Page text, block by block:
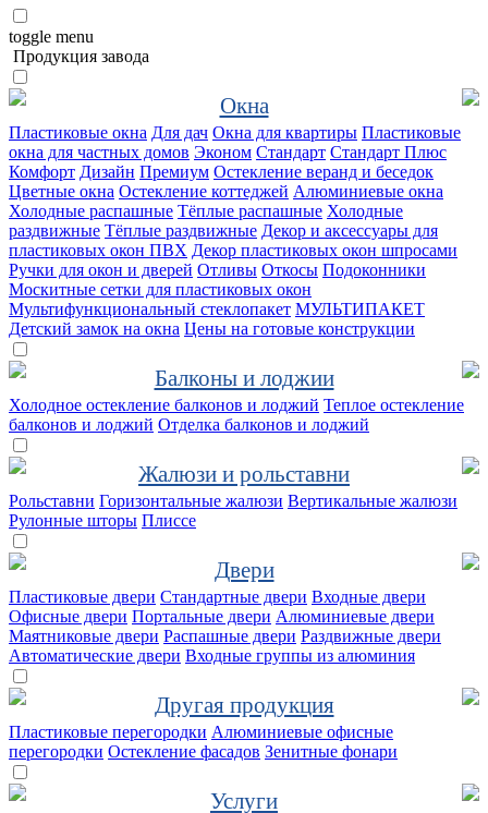
toggle menu
Продукция завода
Окна
Пластиковые окна Для дач Окна для квартиры Пластиковые
окна для частных домов Эконом Стандарт Стандарт Плюс
Комфорт Дизайн Премиум Остекление веранд и беседок
Цветные окна Остекление коттеджей Алюминиевые окна
Холодные распашные Тёплые распашные Холодные
раздвижные Тёплые раздвижные Декор и аксессуары для
пластиковых окон ПВХ Декор пластиковых окон шпросами
Ручки для окон и дверей Отливы Откосы Подоконники
Москитные сетки для пластиковых окон
Мультифункциональный стеклопакет МУЛЬТИПАКЕТ
Детский замок на окна Цены на готовые конструкции
Балконы и лоджии
Холодное остекление балконов и лоджий Теплое остекление
балконов и лоджий Отделка балконов и лоджий
Жалюзи и рольставни
Рольставни Горизонтальные жалюзи Вертикальные жалюзи
Рулонные шторы Плиссе
Двери
Пластиковые двери Стандартные двери Входные двери
Офисные двери Портальные двери Алюминиевые двери
Маятниковые двери Распашные двери Раздвижные двери
Автоматические двери Входные группы из алюминия
Другая продукция
Пластиковые перегородки Алюминиевые офисные
перегородки Остекление фасадов Зенитные фонари
Услуги